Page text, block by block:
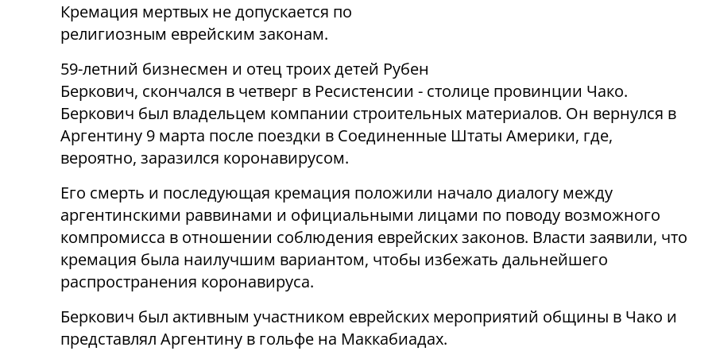
Кремация мертвых не допускается по
религиозным еврейским законам.
59-летний бизнесмен и отец троих детей Рубен
Беркович, скончался в четверг в Ресистенсии - столице провинции Чако.
Беркович был владельцем компании строительных материалов. Он вернулся в
Аргентину 9 марта после поездки в Соединенные Штаты Америки, где,
вероятно, заразился коронавирусом.
Его смерть и последующая кремация положили начало диалогу между
аргентинскими раввинами и официальными лицами по поводу возможного
компромисса в отношении соблюдения еврейских законов. Власти заявили, что
кремация была наилучшим вариантом, чтобы избежать дальнейшего
распространения коронавируса.
Беркович был активным участником еврейских мероприятий общины в Чако и
представлял Аргентину в гольфе на Маккабиадах.